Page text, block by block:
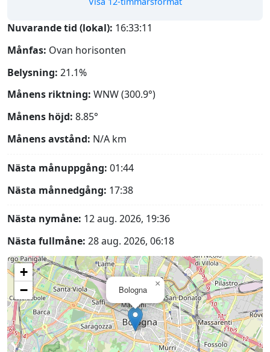
Nuvarande tid (lokal): 16:33:12
Månfas: Ovan horisonten
Belysning: 21.1%
Månens riktning: WNW (300.9°)
Månens höjd: 8.85°
Månens avstånd: N/A km
Nästa månuppgång: 01:44
Nästa månnedgång: 17:38
Nästa nymåne: 12 aug. 2026, 19:36
Nästa fullmåne: 28 aug. 2026, 06:18
Bologna
×
+
−